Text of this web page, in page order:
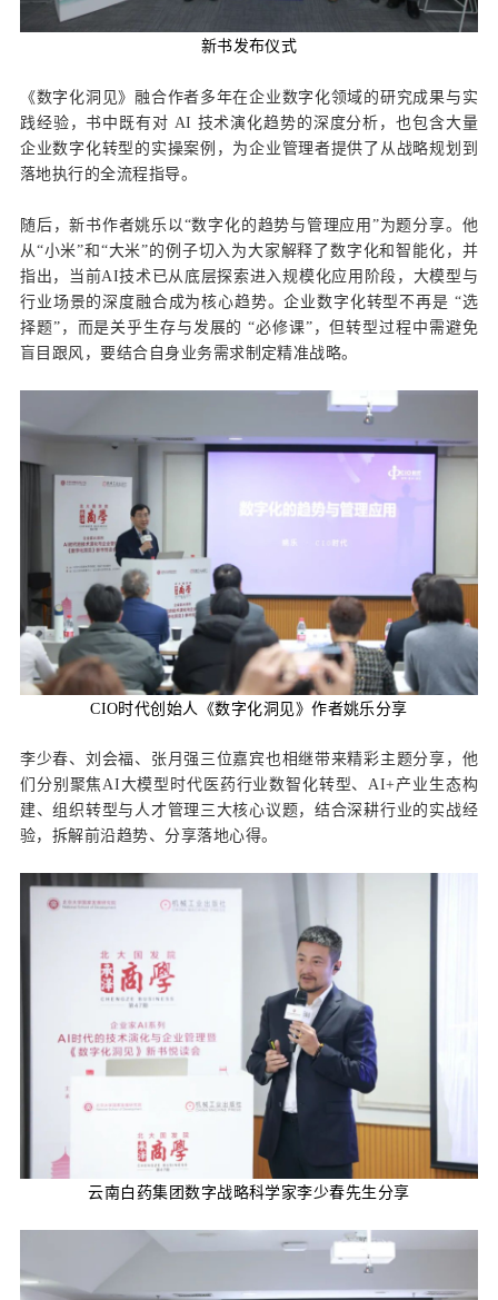
新书发布仪式
《数字化洞见》融合作者多年在企业数字化领域的研究成果与实
践经验，书中既有对 AI 技术演化趋势的深度分析，也包含大量
企业数字化转型的实操案例，为企业管理者提供了从战略规划到
落地执行的全流程指导。
随后，新书作者姚乐以“数字化的趋势与管理应用”为题分享。他
从“小米”和“大米”的例子切入为大家解释了数字化和智能化，并
指出，当前AI技术已从底层探索进入规模化应用阶段，大模型与
行业场景的深度融合成为核心趋势。企业数字化转型不再是 “选
择题”，而是关乎生存与发展的 “必修课”，但转型过程中需避免
盲目跟风，要结合自身业务需求制定精准战略。
CIO时代创始人《数字化洞见》作者姚乐分享
李少春、刘会福、张月强三位嘉宾也相继带来精彩主题分享，他
们分别聚焦AI大模型时代医药行业数智化转型、AI+产业生态构
建、组织转型与人才管理三大核心议题，结合深耕行业的实战经
验，拆解前沿趋势、分享落地心得。
云南白药集团数字战略科学家李少春先生分享